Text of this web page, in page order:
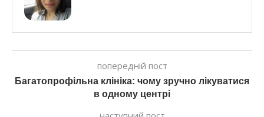
попередній пост
Багатопрофільна клініка: чому зручно лікуватися
в одному центрі